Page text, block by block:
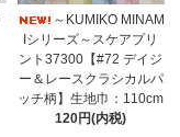
～KUMIKO MINAM
Iシリーズ～スケアプリ
ント37300【#72 デイジ
ー＆レースクラシカルパ
ッチ柄】生地巾：110cm
120円(内税)